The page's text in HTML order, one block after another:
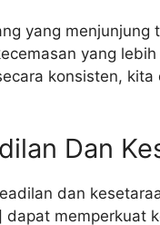
yang menjunjung
yang
konsisten,
Dan
dan
dapat memperkuat